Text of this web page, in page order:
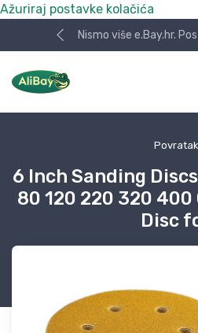
Ažuriraj postavke kolačića
Nismo više e.Bay.hr.
Povratak
6 Inch Sanding
80 120 220 320
Disc